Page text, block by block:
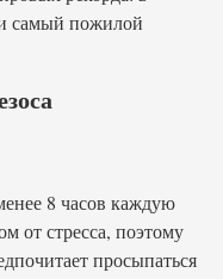
самый пожилой
8 часов каждую
от стресса, поэтому
просыпаться